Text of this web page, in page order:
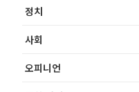
정치
사회
오피니언